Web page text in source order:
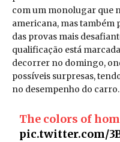
com um monolugar que
americana, mas também
das provas mais
qualificação está
decorrer no domingo,
possíveis surpresas,
no desempenho do carro.
The colors of
pic.twitter.com/